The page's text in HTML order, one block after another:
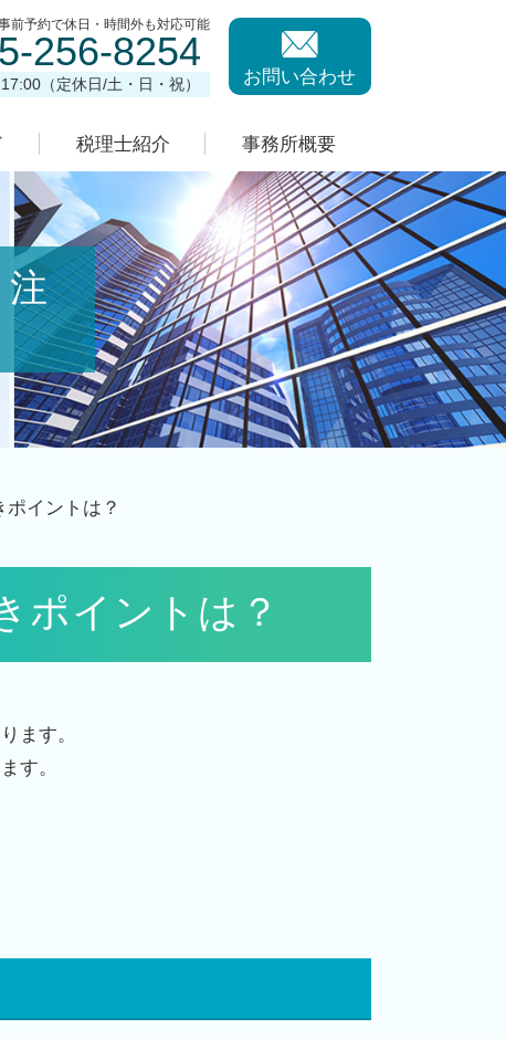
注
前予約で休日・時間外も対応可能
256-8254
（定休日/土・日・祝） お問い合わせ
税理士紹介 事務所概要
イントは？
ポイントは？
ます。
す。